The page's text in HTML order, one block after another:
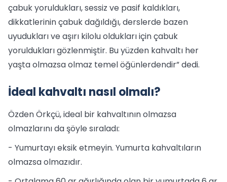
çabuk yoruldukları, sessiz ve pasif kaldıkları,
dikkatlerinin çabuk dağıldığı, derslerde bazen
uyudukları ve aşırı kilolu oldukları için çabuk
yoruldukları gözlenmiştir. Bu yüzden kahvaltı her
yaşta olmazsa olmaz temel öğünlerdendir” dedi.
İdeal kahvaltı nasıl olmalı?
Özden Örkçü, ideal bir kahvaltının olmazsa
olmazlarını da şöyle sıraladı:
- Yumurtayı eksik etmeyin. Yumurta kahvaltıların
olmazsa olmazıdır.